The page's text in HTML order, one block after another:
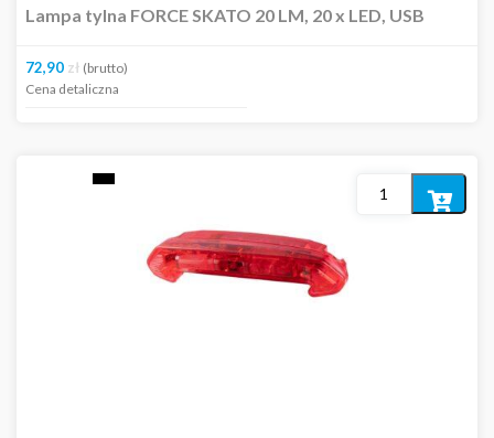
Lampa tylna FORCE SKATO 20 LM, 20 x LED, USB
72,90 zł (brutto)
Cena detaliczna
Dodaj